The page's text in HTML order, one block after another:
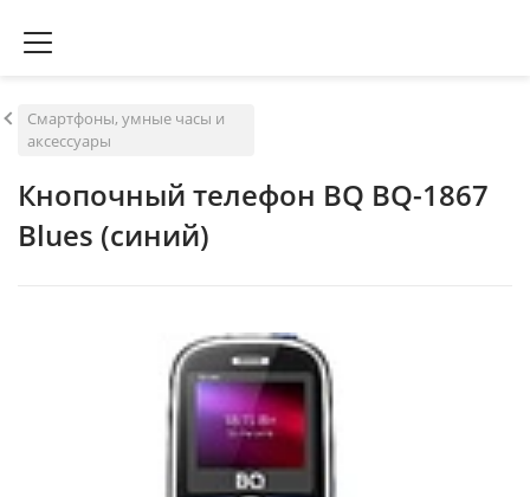
Смартфоны, умные часы и
аксессуары
Кнопочный телефон BQ BQ-1867
Blues (синий)